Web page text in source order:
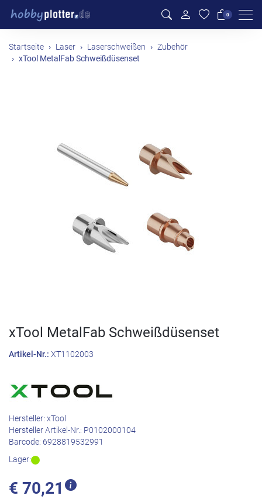
0
Startseite Laser Laserschweißen Zubehör
xTool MetalFab Schweißdüsenset
xTool MetalFab Schweißdüsenset
Artikel-Nr.: XT1102003
Hersteller: xTool
Hersteller Artikel-Nr.: P0102000104
Barcode: 6928819532991
Lager:
€ 70,21